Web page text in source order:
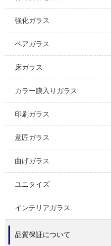
強化ガラス
ペアガラス
床ガラス
カラー膜入りガラス
印刷ガラス
意匠ガラス
曲げガラス
ユニタイズ
インテリアガラス
品質保証について